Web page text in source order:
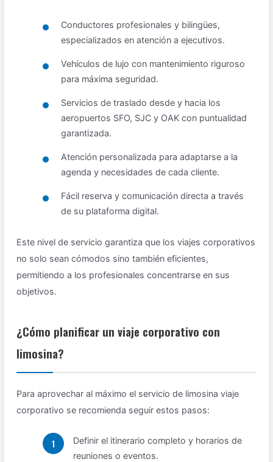
Conductores profesionales y bilingües,
especializados en atención a ejecutivos.
Vehículos de lujo con mantenimiento riguroso
para máxima seguridad.
Servicios de traslado desde y hacia los
aeropuertos SFO, SJC y OAK con puntualidad
garantizada.
Atención personalizada para adaptarse a la
agenda y necesidades de cada cliente.
Fácil reserva y comunicación directa a través
de su plataforma digital.
Este nivel de servicio garantiza que los viajes corporativos
no solo sean cómodos sino también eficientes,
permitiendo a los profesionales concentrarse en sus
objetivos.
¿Cómo planificar un viaje corporativo con
limosina?
Para aprovechar al máximo el servicio de limosina viaje
corporativo se recomienda seguir estos pasos:
Definir el itinerario completo y horarios de
reuniones o eventos.